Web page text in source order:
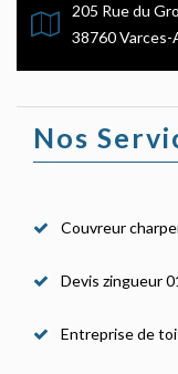
205 Rue du
38760
Nos
Couvreur
Devis zingueur
Entreprise de